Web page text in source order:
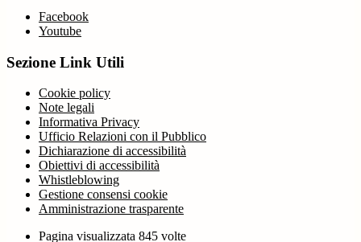
Facebook
Youtube
Sezione Link Utili
Cookie policy
Note legali
Informativa Privacy
Ufficio Relazioni con il Pubblico
Dichiarazione di accessibilità
Obiettivi di accessibilità
Whistleblowing
Gestione consensi cookie
Amministrazione trasparente
Pagina visualizzata 845 volte